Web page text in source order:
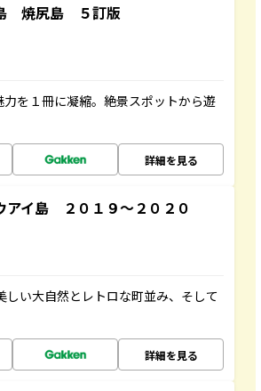
焼尻島 ５訂版
を１冊に凝縮。絶景スポットから遊
詳細を見る
イ島 ２０１９～２０２０
い大自然とレトロな町並み、そして
詳細を見る